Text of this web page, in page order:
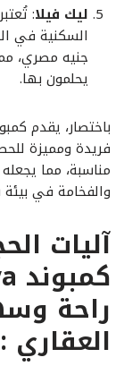
ليك فيلا:
جنيه مصري،
يحلمون بها.
باختصار، يقدم
فريدة ومميزة
مناسبة، مما
والفخامة في
آليات
راحة
العقاري :